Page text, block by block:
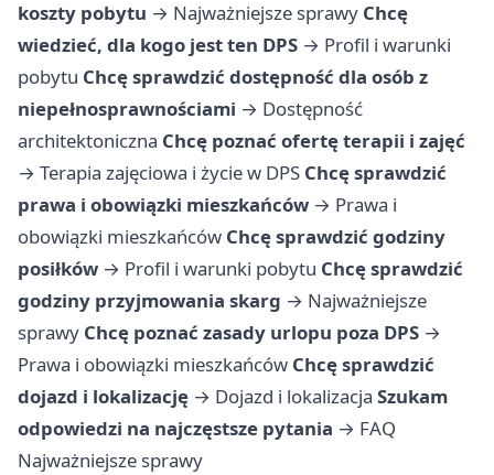
koszty pobytu → Najważniejsze sprawy Chcę
wiedzieć, dla kogo jest ten DPS → Profil i warunki
pobytu Chcę sprawdzić dostępność dla osób z
niepełnosprawnościami → Dostępność
architektoniczna Chcę poznać ofertę terapii i zajęć
→ Terapia zajęciowa i życie w DPS Chcę sprawdzić
prawa i obowiązki mieszkańców → Prawa i
obowiązki mieszkańców Chcę sprawdzić godziny
posiłków → Profil i warunki pobytu Chcę sprawdzić
godziny przyjmowania skarg → Najważniejsze
sprawy Chcę poznać zasady urlopu poza DPS →
Prawa i obowiązki mieszkańców Chcę sprawdzić
dojazd i lokalizację → Dojazd i lokalizacja Szukam
odpowiedzi na najczęstsze pytania → FAQ
Najważniejsze sprawy